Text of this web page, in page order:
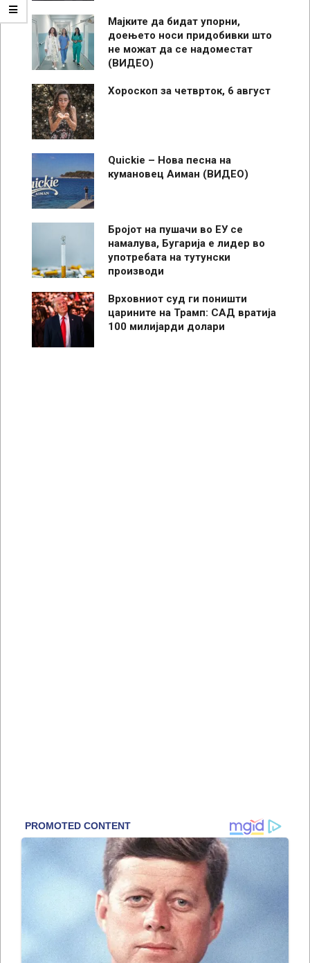
Мајките да бидат упорни,
доењето носи придобивки што
не можат да се надоместат
(ВИДЕО)
Хороскоп за четврток, 6 август
Quickie – Нова песна на
кумановец Аиман (ВИДЕО)
Бројот на пушачи во ЕУ се
намалува, Бугарија е лидер во
употребата на тутунски
производи
Врховниот суд ги поништи
царините на Трамп: САД вратија
100 милијарди долари